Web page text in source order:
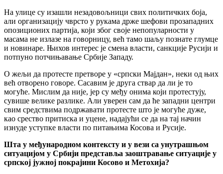
На улице су изашли незадовољници свих политичких боја,
али организацију чврсто у рукама држе шефови прозападних
опозиционих партија, који због своје непопуларности у
масама не излазе на говорницу, већ тамо шаљу познате глумце
и новинаре. Њихов интерес је смена власти, санкције Русији и
потпуно потчињавање Србије Западу.
О жељи да протесте претворе у «српски Мајдан», неки од њих
већ отворено говоре. Сасавим је друга ствар да ли је то
могуће. Мислим да није, јер су међу онима који протестују,
сувише велике разлике. Али уверен сам да ће западни центри
свим средствима подржавати протесте што је могуће дуже,
као срество притиска и уцене, надајући се да на тај начин
изнуде уступке власти по питањима Косова и Русије.
Шта у међународном контексту и у вези са унутрашњом
ситуацијом у Србији представља заоштравање ситуације у
српској јужној покрајини Косово и Метохија?